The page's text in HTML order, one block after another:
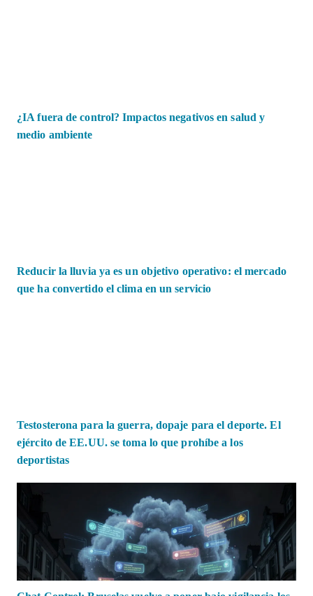
¿IA fuera de control? Impactos negativos en salud y
medio ambiente
Reducir la lluvia ya es un objetivo operativo: el mercado
que ha convertido el clima en un servicio
Testosterona para la guerra, dopaje para el deporte. El
ejército de EE.UU. se toma lo que prohíbe a los
deportistas